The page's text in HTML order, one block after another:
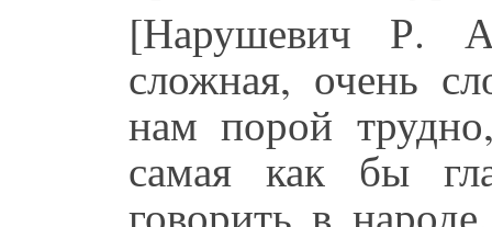
[Нарушевич Р.
сложная, очень
нам порой
самая как бы